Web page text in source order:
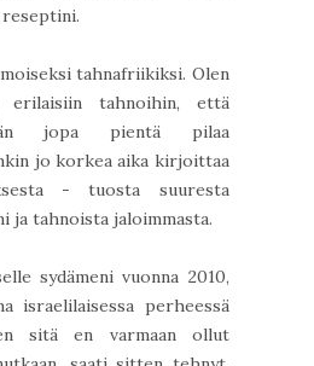
tahnafriikiksi. Olen
erilaisiin tahnoihin, että
jopa pientä pilaa
jo korkea aika kirjoittaa
- tuosta suuresta
ja tahnoista jaloimmasta.
sydämeni vuonna 2010,
israelilaisessa perheessä
sitä en varmaan ollut